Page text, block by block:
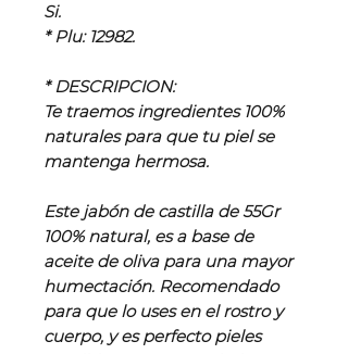
Si.
* Plu: 12982.
* DESCRIPCION:
Te traemos ingredientes 100%
naturales para que tu piel se
mantenga hermosa.
Este jabón de castilla de 55Gr
100% natural, es a base de
aceite de oliva para una mayor
humectación. Recomendado
para que lo uses en el rostro y
cuerpo, y es perfecto pieles